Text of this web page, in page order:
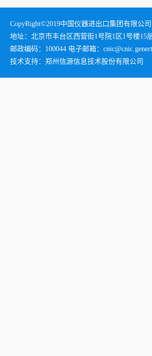
CopyRight©2019中国仪器进出口集团有限公
地址：北京市丰台区西营街1号院1区1号楼15
邮政编码：100044 电子邮箱：
技术支持：郑州信源信息技术股份有限公司